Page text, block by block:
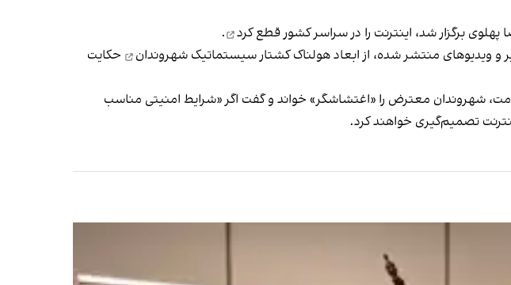
قطع کرد
.
و ویدیوهای منتشر شده، از ابعاد هولناککشتار سیستماتیک شهروندان
حکایت
با تکرار مواضع دیگر مقام‌های حکومت، شهروندان معترض را «اغتشاشگر» خواند و گفت اگر «شرایط امنیتی مناسب
تصمیم‌گیری خواهند کرد.